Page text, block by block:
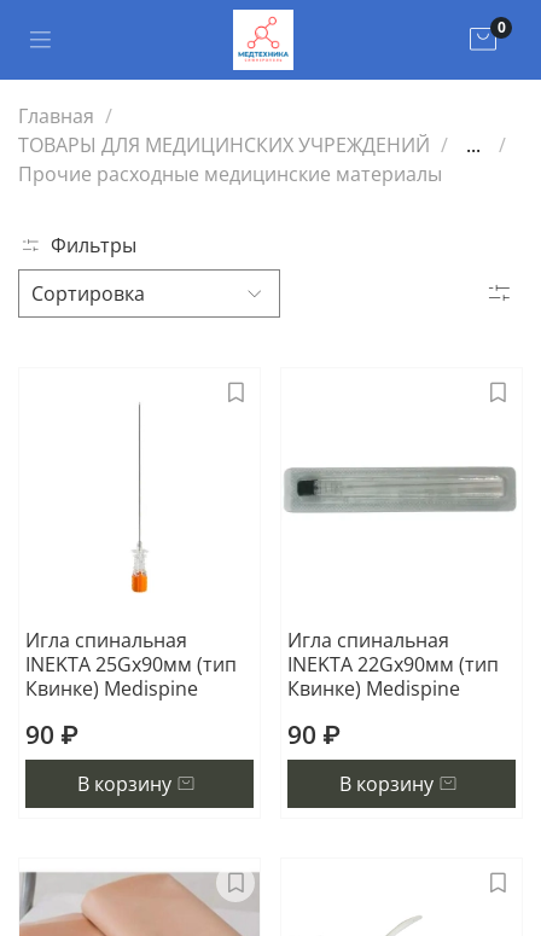
0
Главная
ТОВАРЫ ДЛЯ МЕДИЦИНСКИХ УЧРЕЖДЕНИЙ
...
Прочие расходные медицинские материалы
Фильтры
Игла спинальная
INEKTA 25Gх90мм (тип
Квинке) Medispine
90 ₽
В корзину
Игла спинальная
INEKTA 22Gх90мм (тип
Квинке) Medispine
90 ₽
В корзину